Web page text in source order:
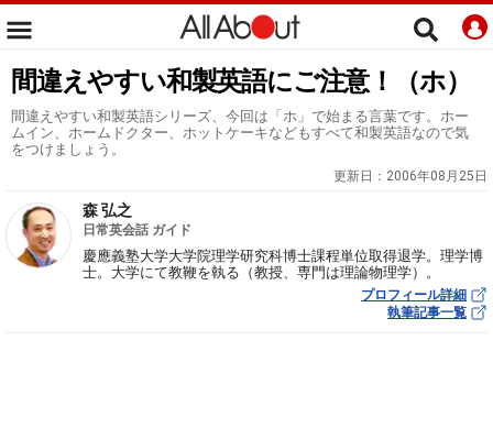
間違えやすい和製英語にご注意！（ホ）
間違えやすい和製英語シリーズ、今回は「ホ」で始まる言葉です。ホー
ムイン、ホームドクター、ホットケーキなどもすべて和製英語なので気
をつけましょう。
更新日： 2006年08月25日
森 弘之
日常英会話 ガイド
慶應義塾大学大学院理学研究科博士課程単位取得退学。理学博
士。大学にて教鞭を執る（教授、専門は理論物理学）。
プロフィール詳細
執筆記事一覧